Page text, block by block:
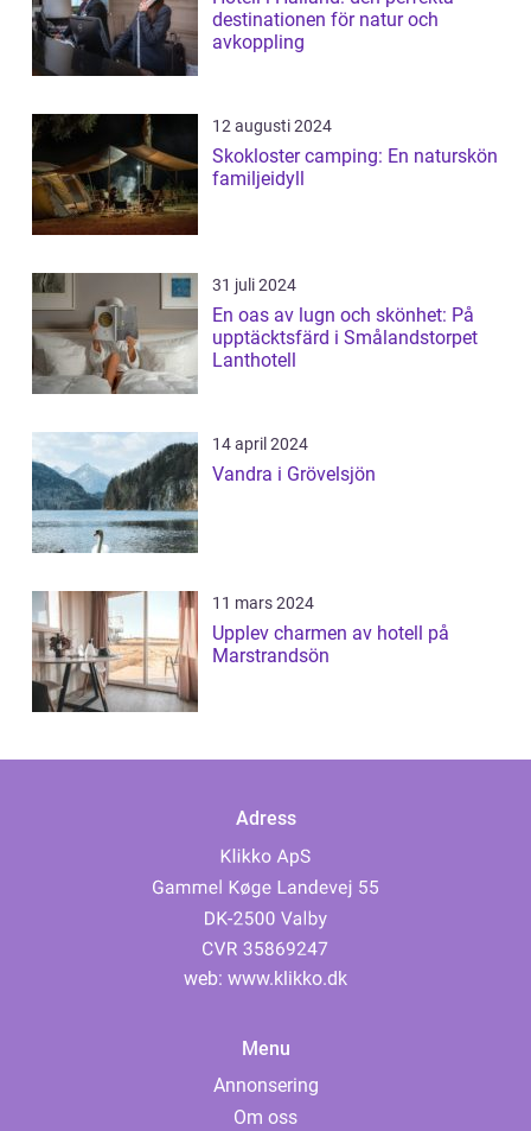
destinationen för natur och
avkoppling
12 augusti 2024
Skokloster camping: En naturskön
familjeidyll
31 juli 2024
En oas av lugn och skönhet: På
upptäcktsfärd i Smålandstorpet
Lanthotell
14 april 2024
Vandra i Grövelsjön
11 mars 2024
Upplev charmen av hotell på
Marstrandsön
Adress
web: www.klikko.dk
Menu
Annonsering
Om oss